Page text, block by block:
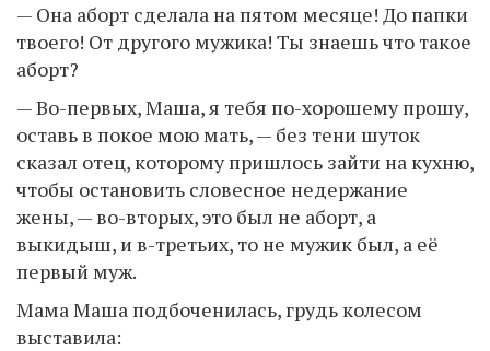
— Она аборт сделала на пятом месяце! До папки
твоего! От другого мужика! Ты знаешь что такое
аборт?
— Во-первых, Маша, я тебя по-хорошему прошу,
оставь в покое мою мать, — без тени шуток
сказал отец, которому пришлось зайти на кухню,
чтобы остановить словесное недержание
жены, — во-вторых, это был не аборт, а
выкидыш, и в-третьих, то не мужик был, а её
первый муж.
Мама Маша подбоченилась, грудь колесом
выставила: